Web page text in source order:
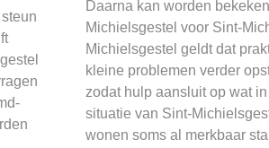
Daarna kan worden
Michielsgestel voor Sint-
Michielsgestel geldt dat
kleine problemen verder
zodat hulp aansluit op wat
situatie van Sint-
wonen soms al merkbaar